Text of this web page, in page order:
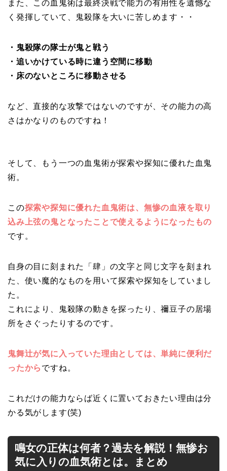
また、この血鬼術は最終決戦で能力の有用性を遺憾な
く発揮していて、鬼殺隊を大いに苦しめます・・
・鬼殺隊の隊士が鬼と戦う
・追いかけている時に違う空間に移動
・床のないところに移動させる
など、直接的な攻撃ではないのですが、その能力の高
さはかなりのものですね！
そして、もう一つの血鬼術が探索や探知に優れた血鬼
術。
この探索や探知に優れた血鬼術は、無惨の血液を取り
込み上弦の鬼となったことで使えるようになったもの
です。
自身の目に刻まれた「肆」の文字と同じ文字を刻まれ
た、使い魔的なものを用いて探索や探知をしていまし
た。
これにより、鬼殺隊の動きを探ったり、禰豆子の居場
所をさぐったりするのです。
鬼舞辻が気に入っていた理由としては、単純に便利だ
ったから ですね。
これだけの能力ならば近くに置いておきたい理由は分
かる気がします(笑)
鳴女の正体は何者？過去を解説！無惨お
気に入りの血気術とは。まとめ